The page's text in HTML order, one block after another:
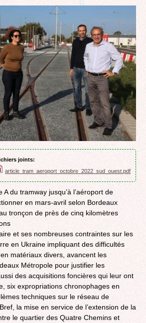
joints:
article_tram_aeroport_octobre_2022_sud_ouest.pdf
A du tramway jusqu’à l’aéroport de
en mars-avril selon Bordeaux
tronçon de près de cinq kilomètres
et ses nombreuses contraintes sur les
en Ukraine impliquant des difficultés
matériaux divers, avancent les
Métropole pour justifier les
des acquisitions foncières qui leur ont
six expropriations chronophages en
techniques sur le réseau de
la mise en service de l’extension de la
le quartier des Quatre Chemins et